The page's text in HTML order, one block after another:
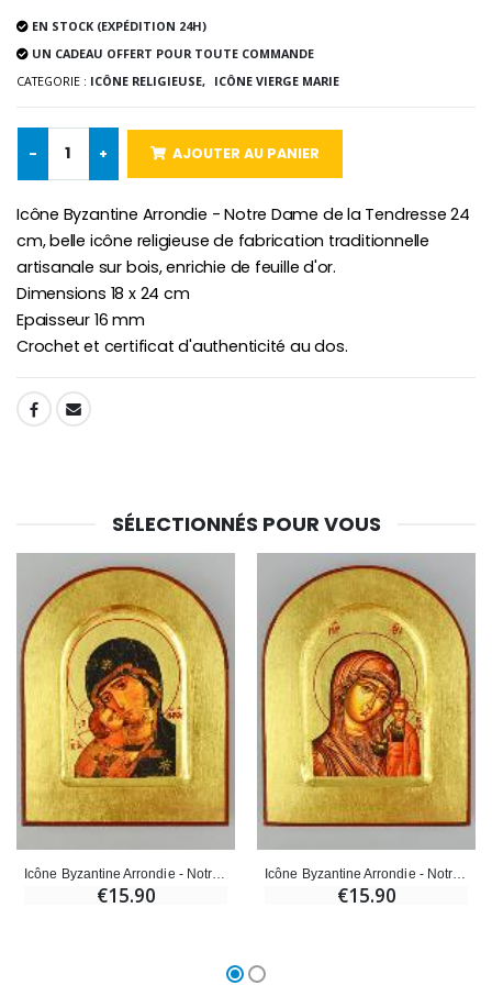
€78.00 €58.50
Huile d'Onction
€9.90
Bougie Neuvaine pour une Guérison - 17.5cm
€4.90
EN STOCK (EXPÉDITION 24H)
UN CADEAU OFFERT POUR TOUTE COMMANDE
CATEGORIE : ICÔNE RELIGIEUSE, ICÔNE VIERGE MARIE
- + AJOUTER AU PANIER
Icône Byzantine Arrondie - Notre Dame de la Tendresse 24
cm, belle icône religieuse de fabrication traditionnelle
artisanale sur bois, enrichie de feuille d'or.
Dimensions 18 x 24 cm
Epaisseur 16 mm
Crochet et certificat d'authenticité au dos.
SHARE:
SÉLECTIONNÉS POUR VOUS
€15.90 €15.90